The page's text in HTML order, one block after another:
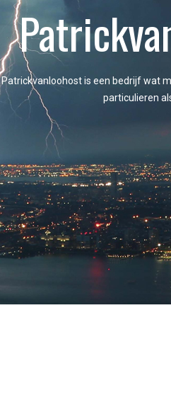
Patrickvanloohost is een bedrijf wat
particulieren